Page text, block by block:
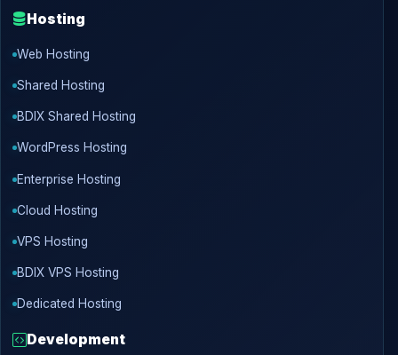
Hosting
Web Hosting
Shared Hosting
BDIX Shared Hosting
WordPress Hosting
Enterprise Hosting
Cloud Hosting
VPS Hosting
BDIX VPS Hosting
Dedicated Hosting
Development